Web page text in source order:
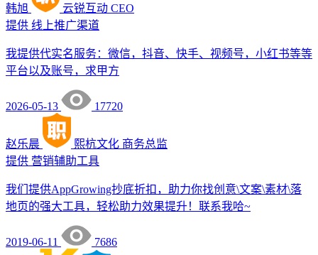
韩旭 云锐互动 CEO
提供 线上推广渠道
我提供代实名服务：微信，抖音、快手、视频号，小红书等等
平台以及账号，求甲方
2026-05-13 17720
赵乐晨 熙杭文化 商务总监
提供 营销辅助工具
我们提供AppGrowing抄底折扣，助力你找创意\文案\素材\落
地页的强大工具，轻松助力效果提升！联系我哈~
2019-06-11 7686